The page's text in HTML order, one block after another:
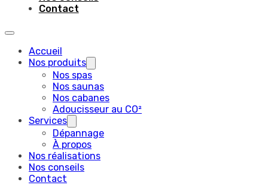
Contact
Accueil
Nos produits
Nos spas
Nos saunas
Nos cabanes
Adoucisseur au CO²
Services
Dépannage
À propos
Nos réalisations
Nos conseils
Contact